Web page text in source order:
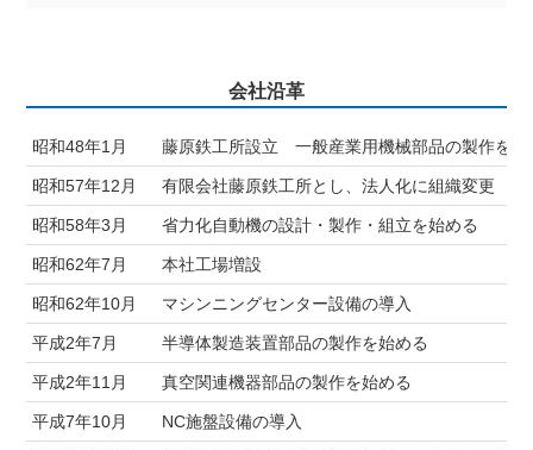
会社沿革
昭和48年1月 藤原鉄工所設立 一般産業用機械部品の製作を始
昭和57年12月 有限会社藤原鉄工所とし、法人化に組織変更
昭和58年3月 省力化自動機の設計・製作・組立を始める
昭和62年7月 本社工場増設
昭和62年10月 マシンニングセンター設備の導入
平成2年7月 半導体製造装置部品の製作を始める
平成2年11月 真空関連機器部品の製作を始める
平成7年10月 NC施盤設備の導入